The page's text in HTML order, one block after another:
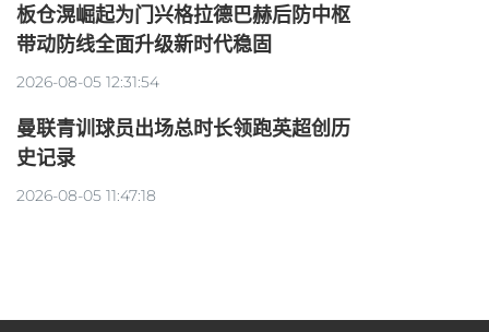
板仓滉崛起为门兴格拉德巴赫后防中枢
带动防线全面升级新时代稳固
2026-08-05 12:31:54
曼联青训球员出场总时长领跑英超创历
史记录
2026-08-05 11:47:18